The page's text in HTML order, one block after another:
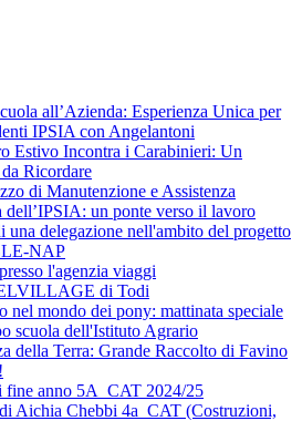
all’Azienda: Esperienza Unica per
IPSIA con Angelantoni
Estivo Incontra i Carabinieri: Un
Ricordare
di Manutenzione e Assistenza
dell’IPSIA: un ponte verso il lavoro
una delegazione nell'ambito del progetto
NAP
l'agenzia viaggi
di Todi
nel mondo dei pony: mattinata speciale
scuola dell'Istituto Agrario
della Terra: Grande Raccolto di Favino
fine anno 5A_CAT 2024/25
Aichia Chebbi 4a_CAT (Costruzioni,